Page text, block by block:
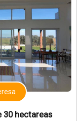
30 hectareas